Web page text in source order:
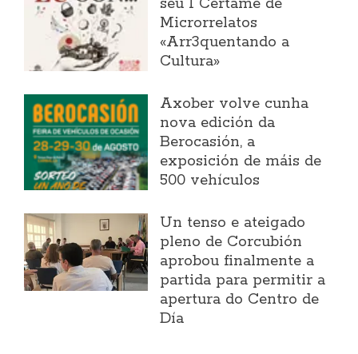
seu I Certame de
Microrrelatos
«Arr3quentando a
Cultura»
Axober volve cunha
nova edición da
Berocasión, a
exposición de máis de
500 vehículos
Un tenso e ateigado
pleno de Corcubión
aprobou finalmente a
partida para permitir a
apertura do Centro de
Día